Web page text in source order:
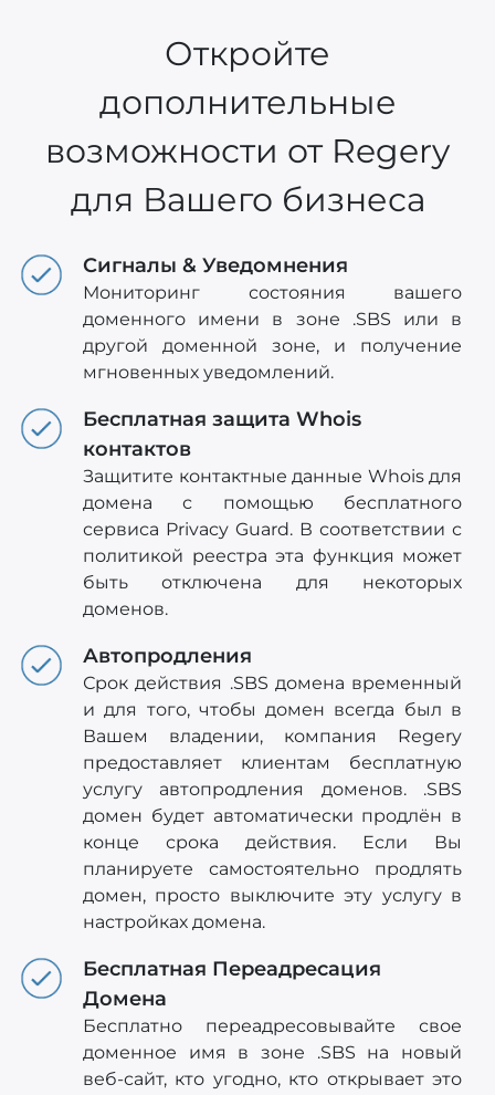
Откройте
дополнительные
возможности от Regery
для Вашего бизнеса
Сигналы & Уведомнения
Мониторинг состояния вашего
доменного имени в зоне .SBS или в
другой доменной зоне, и получение
мгновенных уведомлений.
Бесплатная защита Whois
контактов
Защитите контактные данные Whois для
домена с помощью бесплатного
сервиса Privacy Guard. В соответствии с
политикой реестра эта функция может
быть отключена для некоторых
доменов.
Автопродления
Срок действия .SBS домена временный
и для того, чтобы домен всегда был в
Вашем владении, компания Regery
предоставляет клиентам бесплатную
услугу автопродления доменов. .SBS
домен будет автоматически продлён в
конце срока действия. Если Вы
планируете самостоятельно продлять
домен, просто выключите эту услугу в
настройках домена.
Бесплатная Переадресация
Домена
Бесплатно переадресовывайте свое
доменное имя в зоне .SBS на новый
веб-сайт, кто угодно, кто открывает это